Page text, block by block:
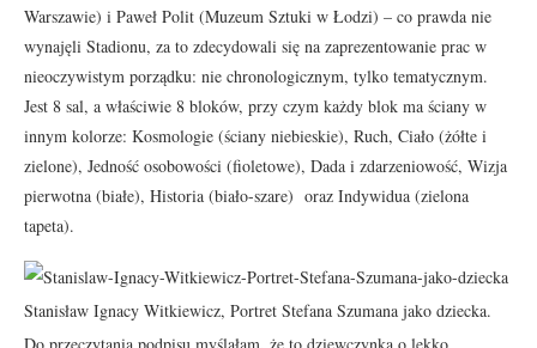
Warszawie) i Paweł Polit (Muzeum Sztuki w Łodzi) – co prawda nie
wynajęli Stadionu, za to zdecydowali się na zaprezentowanie prac w
nieoczywistym porządku: nie chronologicznym, tylko tematycznym.
Jest 8 sal, a właściwie 8 bloków, przy czym każdy blok ma ściany w
innym kolorze: Kosmologie (ściany niebieskie), Ruch, Ciało (żółte i
zielone), Jedność osobowości (fioletowe), Dada i zdarzeniowość, Wizja
pierwotna (białe), Historia (biało-szare) oraz Indywidua (zielona
tapeta).
Stanisław Ignacy Witkiewicz, Portret Stefana Szumana jako dziecka.